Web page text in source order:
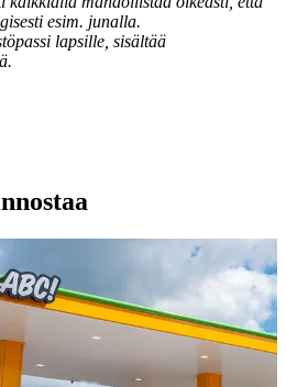
esim. junalla.
lapsille, sisältää